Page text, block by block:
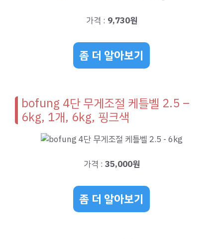
가격 : 9,730원
좀 더 알아보기
bofung 4단 무게조절 케틀벨 2.5 –
6kg, 1개, 6kg, 핑크색
가격 : 35,000원
좀 더 알아보기